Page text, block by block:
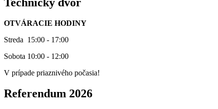
OTVÁRACIE HODINY
Streda 15:00 - 17:00
Sobota 10:00 - 12:00
V prípade priaznivého počasia!
Referendum 2026